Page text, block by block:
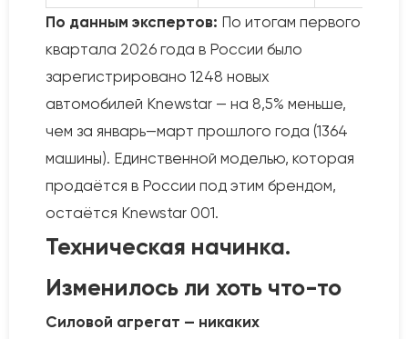
По данным экспертов: По итогам первого
квартала 2026 года в России было
зарегистрировано 1248 новых
автомобилей Knewstar — на 8,5% меньше,
чем за январь—март прошлого года (1364
машины). Единственной моделью, которая
продаётся в России под этим брендом,
остаётся Knewstar 001.
Техническая начинка.
Изменилось ли хоть что-то
Силовой агрегат — никаких